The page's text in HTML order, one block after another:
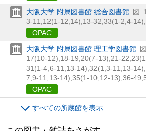
大阪大学 附属図書館 総合図書館 図
3-11, 12(1-12, 14), 13-32, 33(1-2, 4-14),
OPAC
大阪大学 附属図書館 理工学図書館 図
17(10-12), 18-19, 20(7-13), 21-22, 23(1,
31(1-4, 6-11, 13-14), 32(1, 3-11, 13-14),
7, 9-11, 13-14), 35(1-10, 12-13), 36-49,
OPAC
すべての所蔵館を表示